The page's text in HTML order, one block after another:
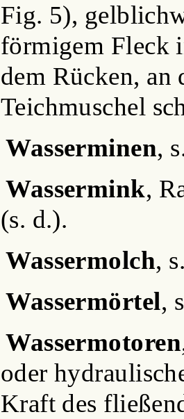
Fig. 5),
förmigem Fleck
dem Rücken, an
Teichmuschel
Wasserminen,
Wassermink,
(s. d.).
Wassermolch,
Wassermörtel,
Wassermotoren
oder
Kraft des